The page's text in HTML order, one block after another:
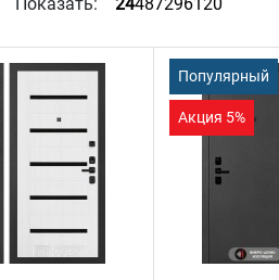
Популярный
Акция 5%